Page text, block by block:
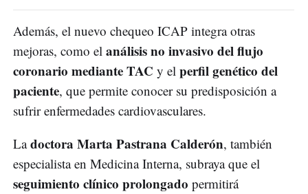
Además, el nuevo chequeo ICAP integra otras
mejoras, como el análisis no invasivo del flujo
coronario mediante TAC y el perfil genético del
paciente, que permite conocer su predisposición a
sufrir enfermedades cardiovasculares.
Ladoctora Marta Pastrana Calderón, también
especialista en Medicina Interna, subraya que el
seguimiento clínico prolongado permitirá